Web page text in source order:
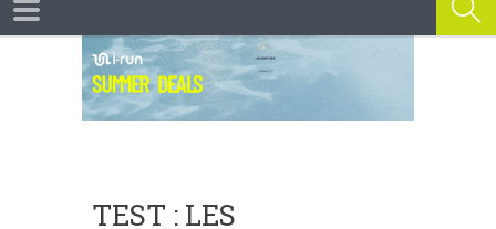
TEST : LES